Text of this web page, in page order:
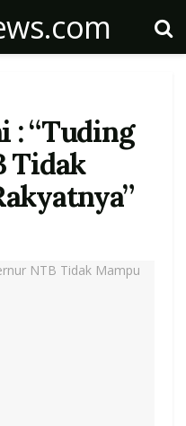
: “Tuding
Tidak